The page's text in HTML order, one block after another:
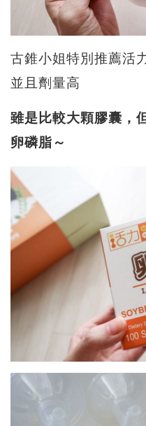
古錐小姐特別推薦活
並且劑量高
雖是比較大顆膠囊，
卵磷脂～